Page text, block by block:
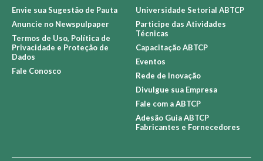
Envie sua Sugestão de Pauta
Anuncie no Newspulpaper
Termos de Uso, Política de
Privacidade e Proteção de
Dados
Fale Conosco
Universidade Setorial ABTCP
Participe das Atividades
Técnicas
Capacitação ABTCP
Eventos
Rede de Inovação
Divulgue sua Empresa
Fale com a ABTCP
Adesão Guia ABTCP
Fabricantes e Fornecedores